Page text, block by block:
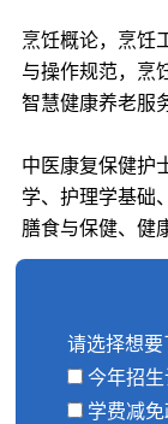
烹饪概论，烹饪
与操作规范，烹
智慧健康养老服
中医康复保健护
学、护理学基础
膳食与保健、健
请选择想要
今年招生
学费减免